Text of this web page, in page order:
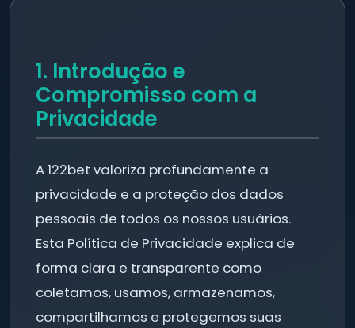
1. Introdução e
Compromisso com a
Privacidade
A 122bet valoriza profundamente a
privacidade e a proteção dos dados
pessoais de todos os nossos usuários.
Esta Política de Privacidade explica de
forma clara e transparente como
coletamos, usamos, armazenamos,
compartilhamos e protegemos suas